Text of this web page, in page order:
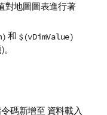
對地圖圖表進行著
和 $(vDimValue)
碼新增至 資料載入